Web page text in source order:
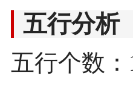
五行分析
五行个数